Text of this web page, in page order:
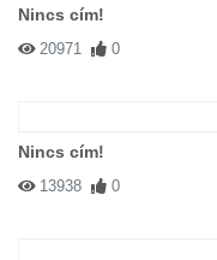
Nincs cím!
20971 0
Nincs cím!
13938 0